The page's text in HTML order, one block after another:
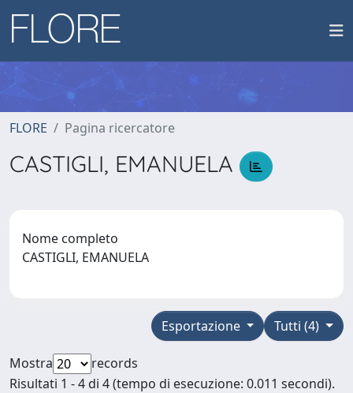
FLORE Pagina ricercatore
CASTIGLI, EMANUELA
Nome completo
CASTIGLI, EMANUELA
Tutti (4)
Esportazione
Mostra
records
Risultati 1 - 4 di 4 (tempo di esecuzione: 0.011 secondi).